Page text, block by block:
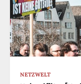
NETZWELT